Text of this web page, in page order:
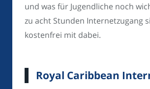
und was für Jugendliche noch
zu acht Stunden Internetzugang
kostenfrei mit dabei.
Royal Caribbean